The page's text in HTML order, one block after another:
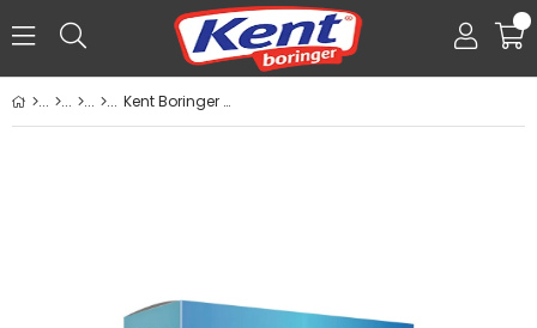
Üye Girişi Üye Ol
0
Kent Boringer Krem Şanti Kakaolu 150 Gr